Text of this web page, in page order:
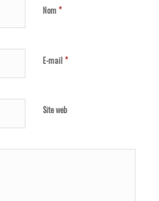
Nom*
E-mail*
Site web